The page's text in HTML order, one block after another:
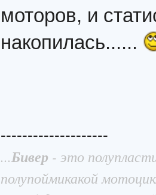
моторов, и
накопилась......
--------------------
...Бивер - это
полупоймикакой